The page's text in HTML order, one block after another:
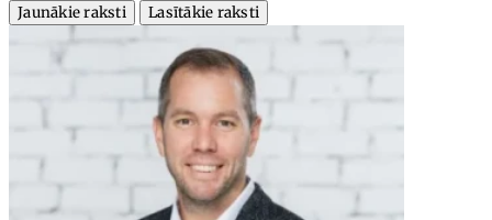
Jaunākie raksti
Lasītākie raksti